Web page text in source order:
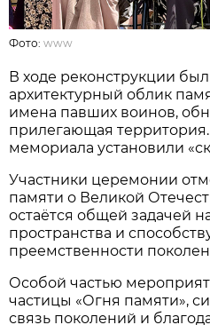
Фото:www
В ходе реконструкции
архитектурный облик
имена павших воинов,
прилегающая
мемориала установили
Участники церемонии
памяти о Великой
остаётся общей задачей
пространства и
преемственности
Особой частью
частицы «Огня памяти»,
связь поколений и